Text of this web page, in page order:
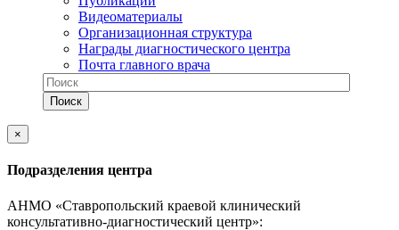
Видеоматериалы
Организационная структура
Награды диагностического центра
Почта главного врача
×
Подразделения центра
АНМО «Ставропольский краевой клинический
консультативно-диагностический центр»: